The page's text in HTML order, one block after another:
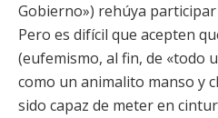
Gobierno») rehúya
Pero es difícil que acepten
(eufemismo, al fin, de «todo
como un animalito manso y
sido capaz de meter en